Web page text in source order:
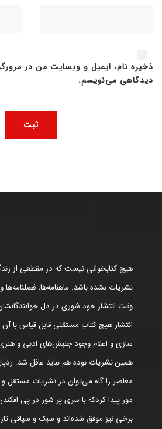
ذخیره نام، ایمیل و وبسایت من در
دیدگاهی می‌نویسم.
هیچ کتابخوانی نیست که در مقطعی از
نشریات نشده باشد. ماهنامه‌ها، فصلنامه‌ها
وقت انتشار خود شوری در دل
انتشار هیچ کتاب مستقلی قابل قیاس با
سازی و اعلام وجود جنبش‌های ادبی و هنری
همین نشریات بوده هم نباید غافل شد.
معاصر را گاه می‌توان در نشریات مستقل
دور پیدا کردکه با سری پر شور در پی
برخی نیز موفق شده‌اند و سبک و سیاقی